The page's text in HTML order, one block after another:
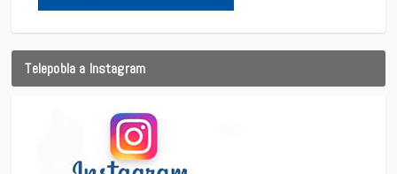
Telepobla a Instagram